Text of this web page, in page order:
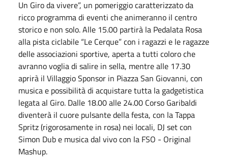
Un Giro da vivere”, un pomeriggio caratterizzato da
ricco programma di eventi che animeranno il centro
storico e non solo. Alle 15.00 partirà la Pedalata Rosa
alla pista ciclabile “Le Cerque” con i ragazzi e le ragazze
delle associazioni sportive, aperta a tutti coloro che
avranno voglia di salire in sella, mentre alle 17.30
aprirà il Villaggio Sponsor in Piazza San Giovanni, con
musica e possibilità di acquistare tutta la gadgetistica
legata al Giro. Dalle 18.00 alle 24.00 Corso Garibaldi
diventerà il cuore pulsante della festa, con la Tappa
Spritz (rigorosamente in rosa) nei locali, DJ set con
Simon Dub e musica dal vivo con la FSO - Original
Mashup.